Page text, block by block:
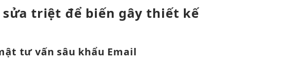
sửa triệt để biến gâythiết kế
tư vấn sâu khẩu Email